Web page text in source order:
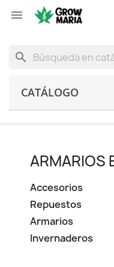

search
CATÁLOGO
ARMARIOS
Accesorios
Repuestos
Armarios
Invernaderos